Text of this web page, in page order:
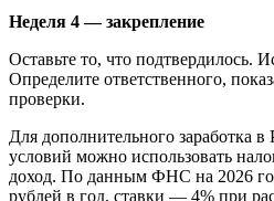
Неделя 4 — закрепление
Оставьте то, что подтвердилось.
Определите ответственного,
проверки.
Для дополнительного заработка
условий можно использовать
доход. По данным ФНС на 2026
рублей в год, ставки — 4% при